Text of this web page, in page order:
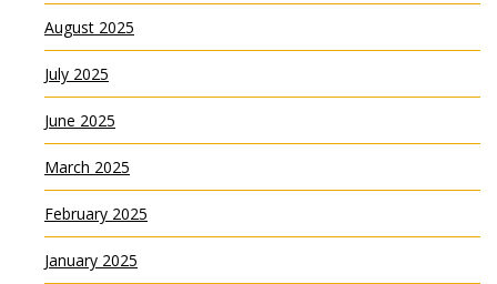
August 2025
July 2025
June 2025
March 2025
February 2025
January 2025